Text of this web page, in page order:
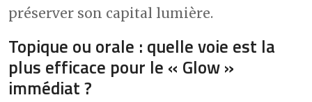
préserver son capital lumière.
Topique ou orale : quelle voie est la
plus efficace pour le « Glow »
immédiat ?